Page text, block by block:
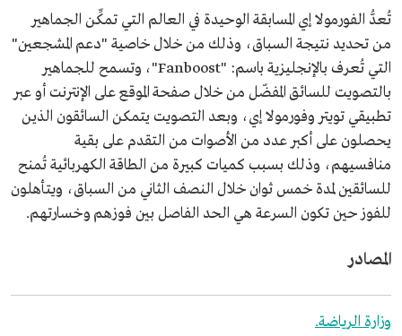
تُعدُّ الفورمولا إي المسابقة الوحيدة في العالم التي تمكِّن الجماهير
من تحديد نتيجة السباق، وذلك من خلال خاصية "دعم المشجعين"
التي تُعرف بالإنجليزية باسم: "Fanboost"، وتسمح للجماهير
بالتصويت للسائق المفضّل من خلال صفحة الموقع على الإنترنت أو عبر
تطبيقي تويتر وفورمولا إي، وبعد التصويت يتمكن السائقون الذين
يحصلون على أكبر عدد من الأصوات من التقدم على بقية
منافسيهم، وذلك بسبب كميات كبيرة من الطاقة الكهربائية تُمنح
للسائقين لمدة خمس ثوان خلال النصف الثاني من السباق، ويتأهلون
للفوز حين تكون السرعة هي الحد الفاصل بين فوزهم وخسارتهم.
المصادر
وزارة الرياضة.